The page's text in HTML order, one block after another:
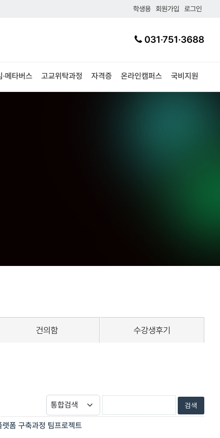
학생용 회원가입 로그인
031·751·3688
·메타버스 고교위탁과정 자격증 온라인캠퍼스 국비지원
건의함 수강생후기
폼 구축과정 팀프로젝트